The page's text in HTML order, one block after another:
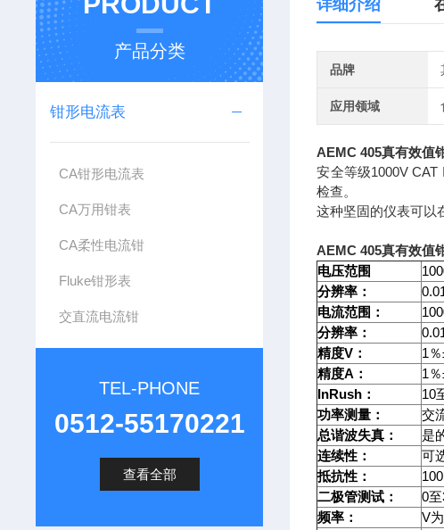
产品分类
钳形电流表
CA钳形电流表
CA万用钳表
CA柔性电流钳
Fluke钳形表
交直流电流钳
TEL-PHONE
0512-55170221
查看全部
详细介绍
品牌
应用领域
AEMC 405真有效值
安全等级1000V
检查。
这种坚固的仪表可以
AEMC 405真有效值
电压范围
分辨率：
电流范围：
分辨率：
精度V ： 1 ％
精度A ： 1 ％
InRush ： 10
功率测量： 交
总谐波失真： 是
连续性： 可
抵抗性：
二极管测试： 0至
频率： V为